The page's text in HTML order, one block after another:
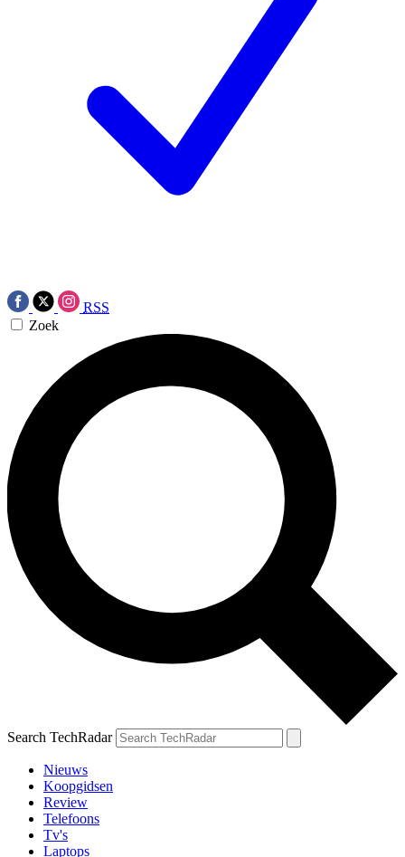
RSS
Zoek
Search TechRadar
Nieuws
Koopgidsen
Review
Telefoons
Tv's
Laptops